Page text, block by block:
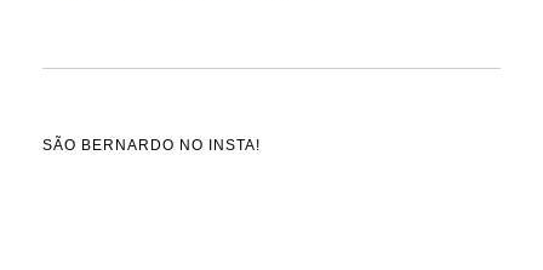
SÃO BERNARDO NO INSTA!